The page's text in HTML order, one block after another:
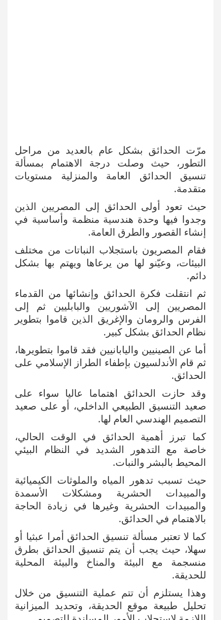
مرّت الحدائق بشكل عام بالعديد من مراحل
التطور، حيث وصلت درجة الاهتمام بمسألة
تنسيق الحدائق العامة والمنزلية مستويات
متقدمة.
حيث تعود أولى الحدائق إلى المصريين الذين
وجدوا فيها وحدة هندسية منظمة وأساسية في
إنشاء القصور والطرق العامة.
فقام المصريون باستجلاب النباتات من مختلف
البيئات، وعيّنو لها من يرعاها ويهتم بها بشكل
دائم.
ثم انتقلت فكرة الحدائق وإنشائها من القدماء
المصريين إلى الآشوريين والبابليين ثم إلى
الفرس والرومان والإغريق الذين قاموا بتطوير
نظام الحدائق بشكل كبير.
أما عن الصينيين واليابانيين فقد قاموا بتطويرها،
ثم قام الأندلسيون بإطفاء الطراز الإسلامي على
الحدائق.
وقد حازت الحدائق اهتماما عاليا سواء على
صعيد التنسيق الطبيعي الداخلي، أو على صعيد
التصميم الهندسي العام لها.
كما تبرز أهمية الحدائق في الوقت الحالي،
خاصة مع التدهور الشديد في النظام البيئي
المحيط بالبشر والنبات.
حيث تسبب تدهور المياه والملوثات الكيميائية
والمبيدات الحشرية ومشكلات الأسمدة
والمبيدات الحشرية وغيرها في زيادة الحاجة
بالاهتمام في الحدائق.
كما لا تعتبر مسألة تنسيق الحدائق أمرا عبثيا أو
سهلا، حيث يجب أن يتم تنسيق الحدائق بطرق
منسجمة مع البيئة والمناخ والبيئة المحلية
للحديقة.
وهذا يستلزم أن تتم عملية التنسيق من خلال
تحليل طبيعة موقع الحديقة، وتحديد الميزانية